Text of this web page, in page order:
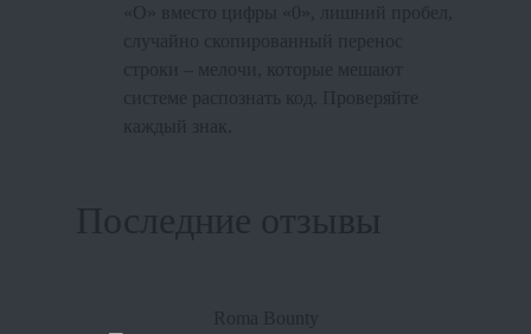
«O» вместо цифры «0», лишний пробел,
случайно скопированный перенос
каждый знак.
Последние отзывы
Roma Bounty